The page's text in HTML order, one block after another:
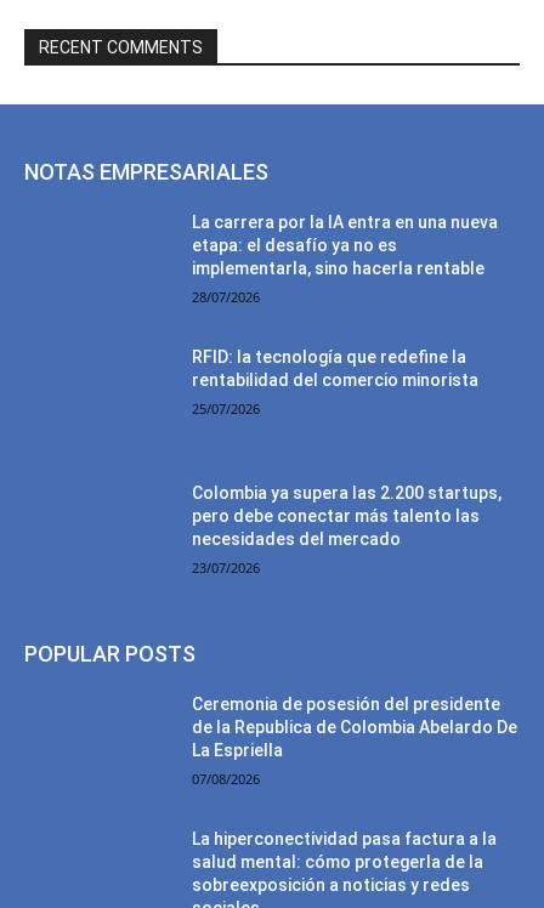
RECENT COMMENTS
NOTAS EMPRESARIALES
La carrera por la IA entra en una nueva
etapa: el desafío ya no es
implementarla, sino hacerla rentable
28/07/2026
RFID: la tecnología que redefine la
rentabilidad del comercio minorista
25/07/2026
Colombia ya supera las 2.200 startups,
pero debe conectar más talento las
necesidades del mercado
23/07/2026
POPULAR POSTS
Ceremonia de posesión del presidente
de la Republica de Colombia Abelardo De
La Espriella
07/08/2026
La hiperconectividad pasa factura a la
salud mental: cómo protegerla de la
sobreexposición a noticias y redes